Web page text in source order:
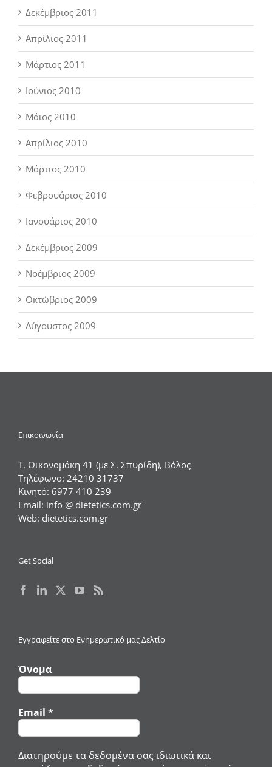
Δεκέμβριος 2011
Απρίλιος 2011
Μάρτιος 2011
Ιούνιος 2010
Μάιος 2010
Απρίλιος 2010
Μάρτιος 2010
Φεβρουάριος 2010
Ιανουάριος 2010
Δεκέμβριος 2009
Νοέμβριος 2009
Οκτώβριος 2009
Αύγουστος 2009
Επικοινωνία
Τ. Οικονομάκη 41 (με Σ. Σπυρίδη), Βόλος
Τηλέφωνο: 24210 31737
Κινητό: 6977 410 239
Email: info @ dietetics.com.gr
Web: dietetics.com.gr
Get Social
Εγγραφείτε στο Ενημερωτικό μας Δελτίο
Όνομα
Email *
Διατηρούμε τα δεδομένα σας ιδιωτικά και